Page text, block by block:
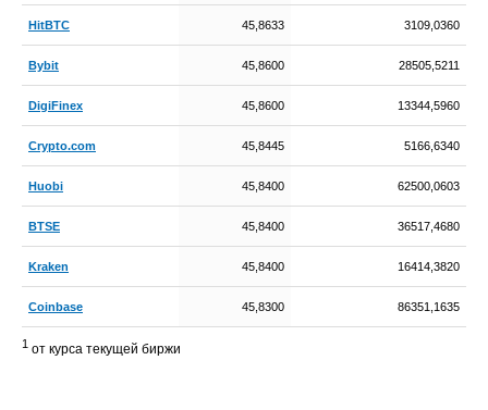
HitBTC 45,8633 3109,0360
Bybit 45,8600 28505,5211
DigiFinex 45,8600 13344,5960
Crypto.com 45,8445 5166,6340
Huobi 45,8400 62500,0603
BTSE 45,8400 36517,4680
Kraken 45,8400 16414,3820
Coinbase 45,8300 86351,1635
1 от курса текущей биржи